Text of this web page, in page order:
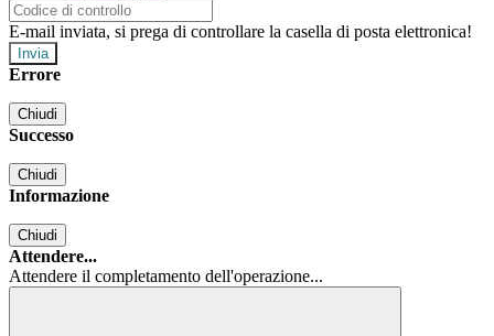
E-mail inviata, si prega di controllare la casella di posta elettronica!
Errore
Chiudi
Successo
Chiudi
Informazione
Chiudi
Attendere...
Attendere il completamento dell'operazione...